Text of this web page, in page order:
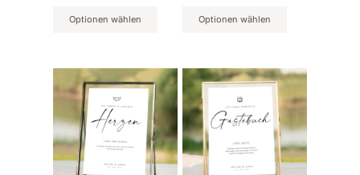
Optionen wählen
gewählt
Optionen wählen
gewählt
Dieses
Produkt
weist
mehrere
Varianten
auf.
Dieses
Produkt
weist
mehrere
Varianten
auf.